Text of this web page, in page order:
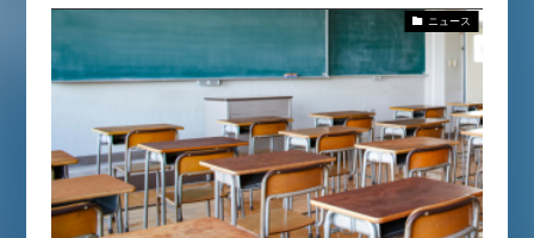
ニュース